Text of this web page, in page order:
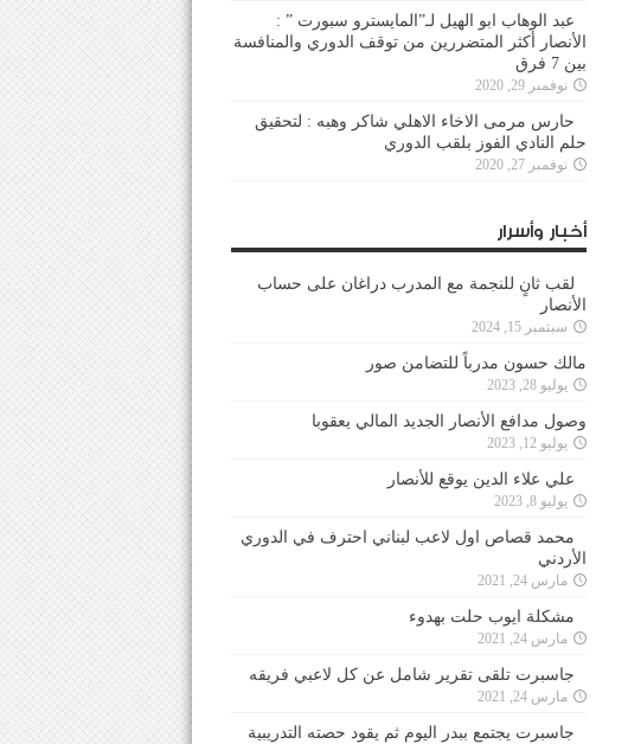
عبد الوهاب ابو الهيل لـ”المايسترو سبورت ” :
الأنصار أكثر المتضررين من توقف الدوري والمنافسة
بين 7 فرق
نوفمبر 29, 2020
حارس مرمى الاخاء الاهلي شاكر وهبه : لتحقيق
حلم النادي الفوز بلقب الدوري
نوفمبر 27, 2020
أخبار وأسرار
لقب ثانٍ للنجمة مع المدرب دراغان على حساب
الأنصار
سبتمبر 15, 2024
مالك حسون مدرباً للتضامن صور
يوليو 28, 2023
وصول مدافع الأنصار الجديد المالي يعقوبا
يوليو 12, 2023
علي علاء الدين يوقع للأنصار
يوليو 8, 2023
محمد قصاص اول لاعب لبناني احترف في الدوري
الأردني
مارس 24, 2021
مشكلة ايوب حلت بهدوء
مارس 24, 2021
جاسبرت تلقى تقرير شامل عن كل لاعبي فريقه
مارس 24, 2021
جاسبرت يجتمع ببدر اليوم ثم يقود حصته التدريبية